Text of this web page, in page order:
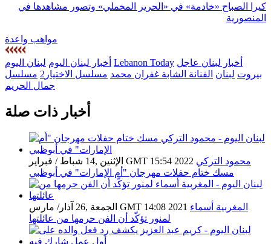
كيرا الصباح «خادمة» في «الحرير المخملي» وتصور مشاهدها في
المنصورية
مواهب واعدة
أخبار لبنان اليوم لبنان اليوم Lebanon Today أخبار لبنان عاجل
بيروت لبنان الفنانة الشابة غفران محمد مسلسل الاختيار2
مسلسل
جمال الحريم
أخبار ذات صلة
الإثنين ,14 شباط / فبراير GMT 15:54 2022 محمود التركي
مسك ختام حفلات مهرجان "أم الإمارات" في أبوظبي
الجمعة ,26 آذار/ مارس GMT 14:08 2021 المغربية أسماء
لمنور تؤكّد أن الفن حرمها من عائلتها